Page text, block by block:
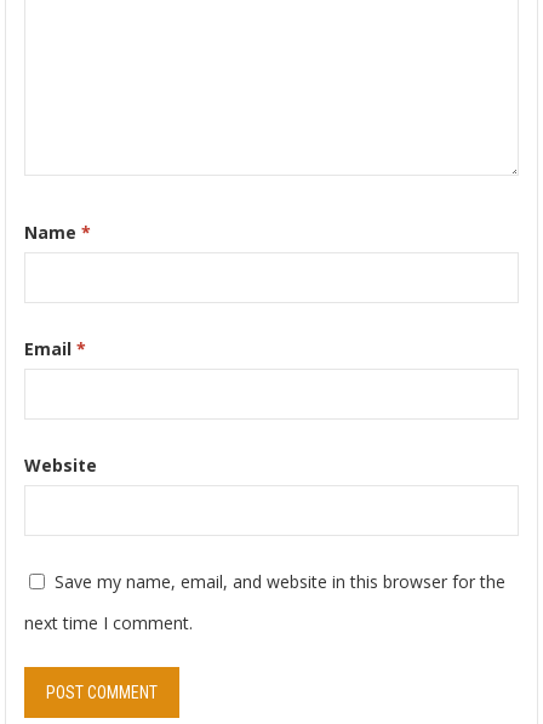
Name*
Email*
Website
Save my name, email, and website in this browser for the
next time I comment.